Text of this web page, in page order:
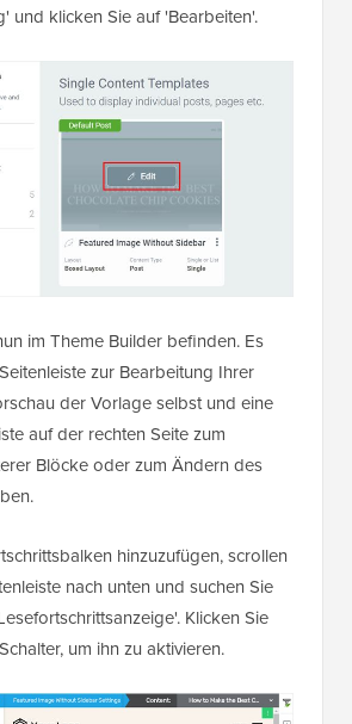
und klicken Sie auf 'Bearbeiten'.
im Theme Builder befinden. Es
zur Bearbeitung Ihrer
der Vorlage selbst und eine
auf der rechten Seite zum
Blöcke oder zum Ändern des
hinzuzufügen, scrollen
nach unten und suchen Sie
Klicken Sie
um ihn zu aktivieren.